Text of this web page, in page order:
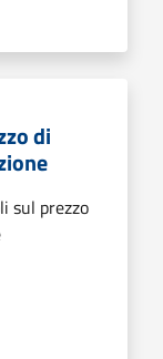
di
sul prezzo